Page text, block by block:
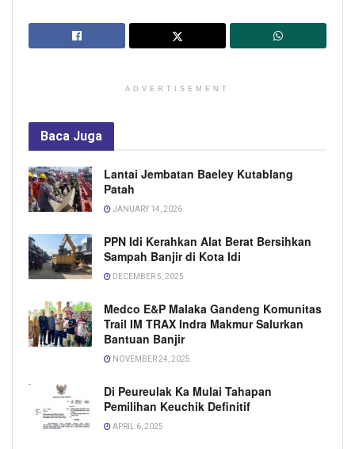
ADVERTISEMENT
Baca Juga
Lantai Jembatan Baeley Kutablang
Patah
JANUARY 14, 2026
PPN Idi Kerahkan Alat Berat Bersihkan
Sampah Banjir di Kota Idi
DECEMBER 5, 2025
Medco E&P Malaka Gandeng Komunitas
Trail IM TRAX Indra Makmur Salurkan
Bantuan Banjir
NOVEMBER 24, 2025
Di Peureulak Ka Mulai Tahapan
Pemilihan Keuchik Definitif
APRIL 6, 2025